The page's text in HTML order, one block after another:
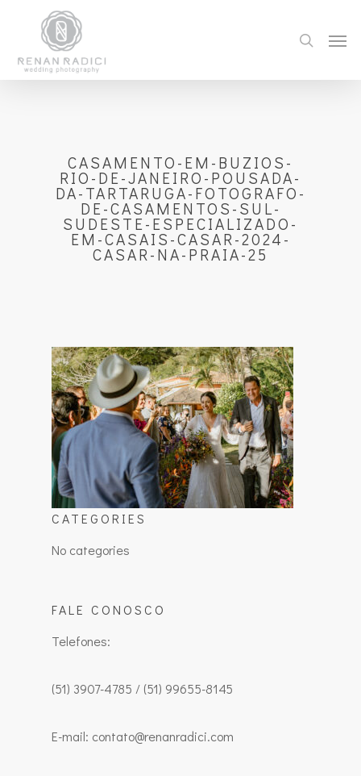
CASAMENTO-EM-BUZIOS-
RIO-DE-JANEIRO-POUSADA-
DA-TARTARUGA-FOTOGRAFO-
DE-CASAMENTOS-SUL-
SUDESTE-ESPECIALIZADO-
EM-CASAIS-CASAR-2024-
CASAR-NA-PRAIA-25
CATEGORIES
No categories
FALE CONOSCO
Telefones:
(51) 3907-4785 / (51) 99655-8145
E-mail: contato@renanradici.com